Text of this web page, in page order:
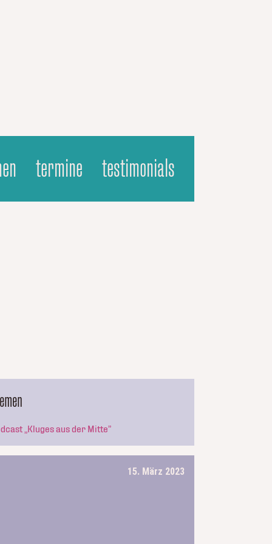
termine testimonials
15. März 2023
„Kluges aus der Mitte”